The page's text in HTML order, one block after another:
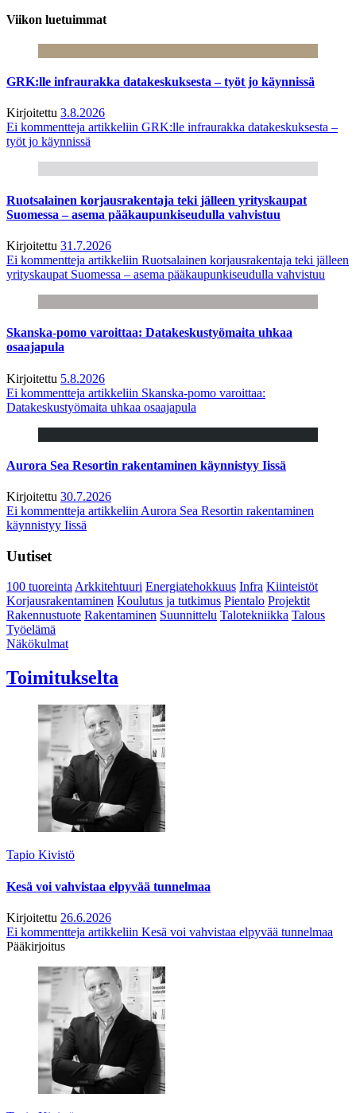
Viikon luetuimmat
GRK:lle infraurakka datakeskuksesta – työt jo käynnissä
Kirjoitettu 3.8.2026
Ei kommentteja artikkeliin GRK:lle infraurakka datakeskuksesta –
työt jo käynnissä
Ruotsalainen korjausrakentaja teki jälleen yrityskaupat
Suomessa – asema pääkaupunkiseudulla vahvistuu
Kirjoitettu 31.7.2026
Ei kommentteja artikkeliin Ruotsalainen korjausrakentaja teki jälleen
yrityskaupat Suomessa – asema pääkaupunkiseudulla vahvistuu
Skanska-pomo varoittaa: Datakeskustyömaita uhkaa
osaajapula
Kirjoitettu 5.8.2026
Ei kommentteja artikkeliin Skanska-pomo varoittaa:
Datakeskustyömaita uhkaa osaajapula
Aurora Sea Resortin rakentaminen käynnistyy Iissä
Kirjoitettu 30.7.2026
Ei kommentteja artikkeliin Aurora Sea Resortin rakentaminen
käynnistyy Iissä
Uutiset
100 tuoreintaArkkitehtuuri Energiatehokkuus Infra Kiinteistöt
Korjausrakentaminen Koulutus ja tutkimus Pientalo Projektit
Rakennustuote Rakentaminen Suunnittelu Talotekniikka Talous
Työelämä
Näkökulmat
Toimitukselta
Tapio Kivistö
Kesä voi vahvistaa elpyvää tunnelmaa
Kirjoitettu 26.6.2026
Ei kommentteja artikkeliin Kesä voi vahvistaa elpyvää tunnelmaa
Pääkirjoitus